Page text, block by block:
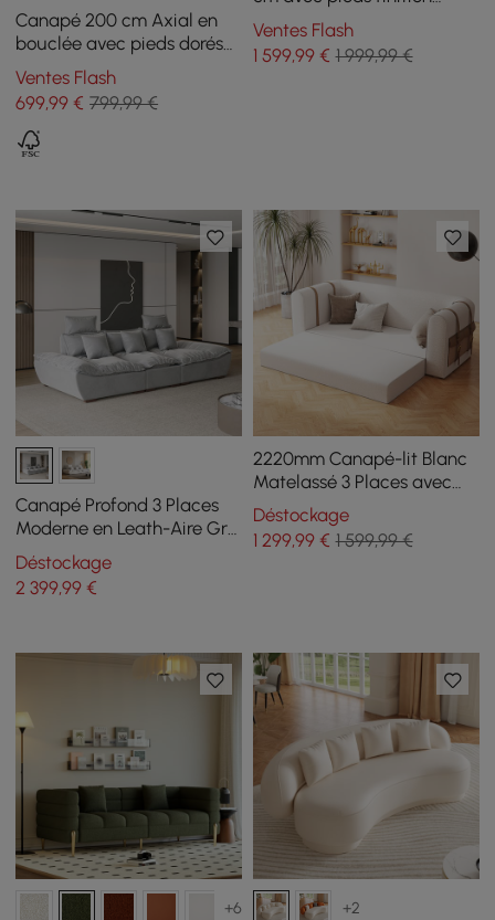
Canapé 200 cm Axial en
bouclée avec pieds dorés
et coussins, Lot de 2
Ventes Flash
699,99 € 799,99 €
dorée et coussins
Ventes Flash
1 599,99€ 1 999,99 €
Canapé Profond 3 Places
Moderne en Leath-Aire Gris
2780mm avec Dossier
Réglable
Déstockage
2 399,99 €
2220mm Canapé-lit Blanc
Matelassé 3 Places avec
Rangement Latéral
Moderne
Déstockage
1 299,99€ 1 599,99 €
+6 +2